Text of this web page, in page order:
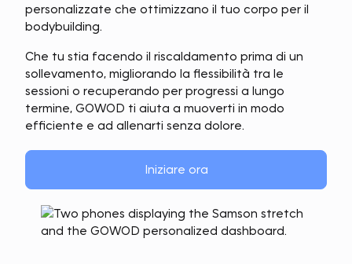
personalizzate che ottimizzano il tuo corpo per il
bodybuilding.
Che tu stia facendo il riscaldamento prima di un
sollevamento, migliorando la flessibilità tra le
sessioni o recuperando per progressi a lungo
termine, GOWOD ti aiuta a muoverti in modo
efficiente e ad allenarti senza dolore.
Iniziare ora